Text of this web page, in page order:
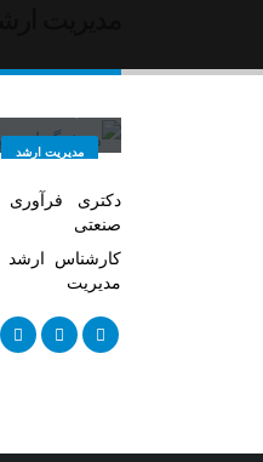
مدیریت ارشد
دکتری
صنعتی
کارشناس
مدیریت